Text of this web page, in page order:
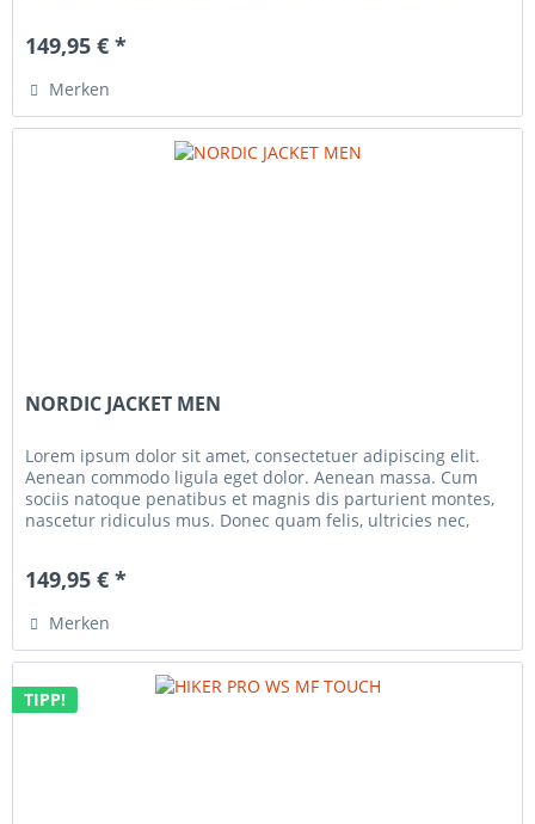
149,95 € *
Merken
NORDIC JACKET MEN
Lorem ipsum dolor sit amet, consectetuer adipiscing elit.
Aenean commodo ligula eget dolor. Aenean massa. Cum
sociis natoque penatibus et magnis dis parturient montes,
nascetur ridiculus mus. Donec quam felis, ultricies nec,
149,95 € *
Merken
TIPP!